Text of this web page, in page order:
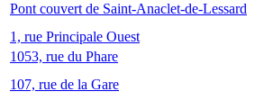
Pont couvert de Saint-Anaclet-de-Lessard
1, rue Principale Ouest
1053, rue du Phare
107, rue de la Gare